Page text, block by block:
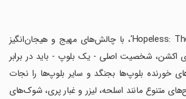
در بازی 'Hopeless: The Dark Cave'، با چالش‌های مهیج و هیجان‌انگیز
اکشن، شخصیت اصلی - یک بلوپ - باید در برابر
خورنده بلوپ‌ها بجنگد و سایر بلوپ‌ها را نجات
متنوع مانند اسلحه، لیزر و غبار پری، شوک‌های